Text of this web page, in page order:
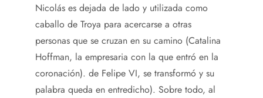
Nicolás es dejada de lado y utilizada como
caballo de Troya para acercarse a otras
personas que se cruzan en su camino (Catalina
Hoffman, la empresaria con la que entró en la
coronación). de Felipe VI, se transformó y su
palabra queda en entredicho). Sobre todo, al